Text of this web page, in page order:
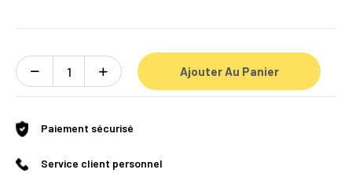
Ajouter Au Panier
Paiement sécurisé
Service client personnel